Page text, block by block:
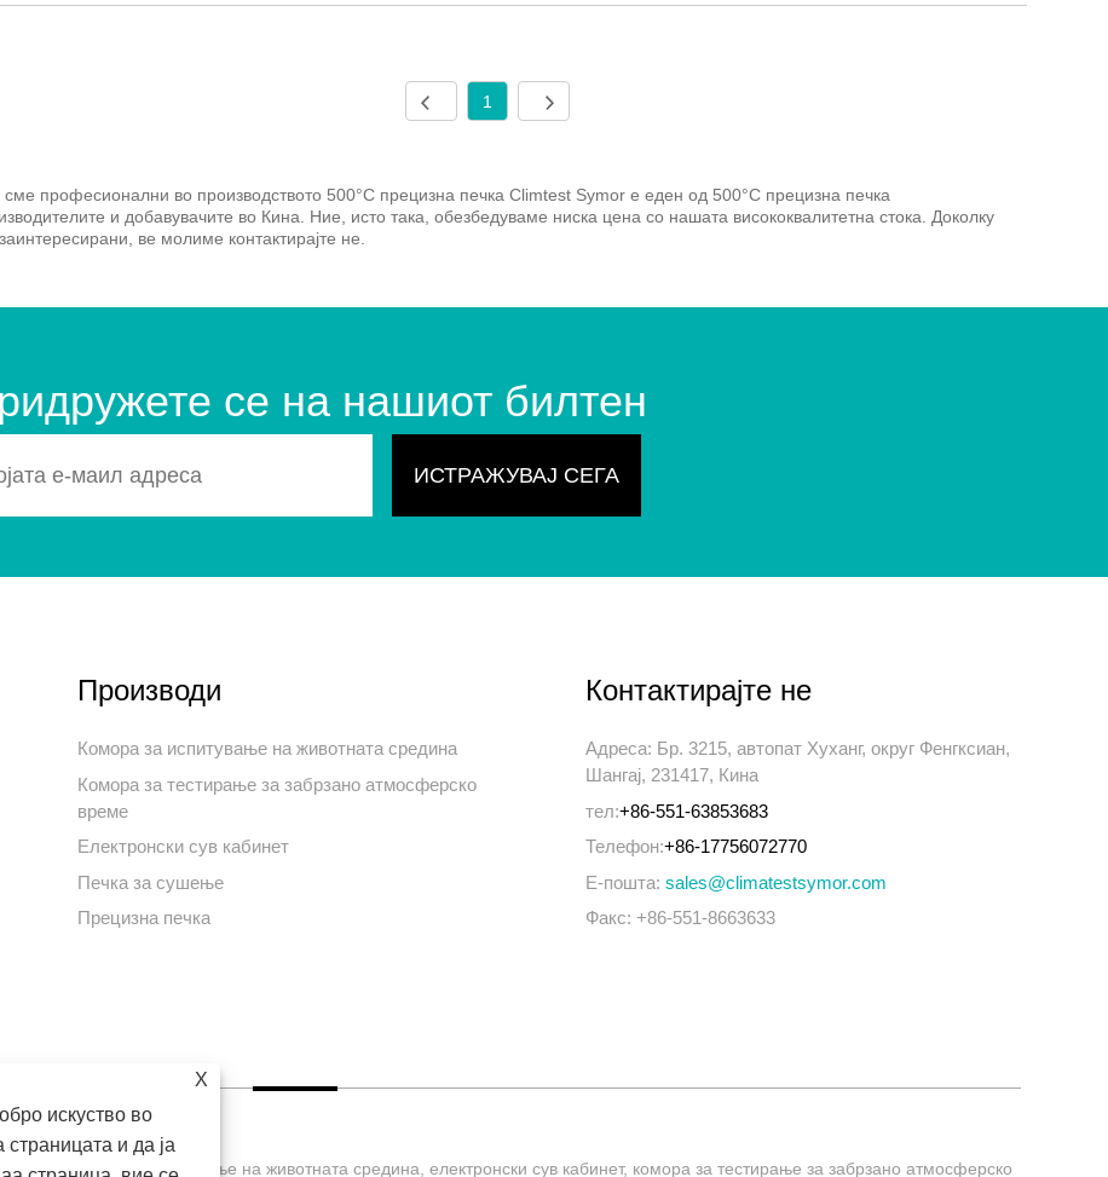
1
професионални во производството 500°C прецизна печка Climtest Symor е еден од 500°C прецизна печка
и добавувачите во Кина. Ние, исто така, обезбедуваме ниска цена со нашата висококвалитетна стока. Доколку
ве молиме контактирајте не.
се на нашиот билтен
Производи
Комора за испитување на животната средина
Комора за тестирање за забрзано атмосферско
време
Електронски сув кабинет
Печка за сушење
Прецизна печка
Контактирајте не
Адреса: Бр. 3215, автопат Хуханг, округ Фенгксиан,
Шангај, 231417, Кина
тел:+86-551-63853683
Телефон:+86-17756072770
Е-пошта: sales@climatestsymor.com
Факс: +86-551-8663633
Ltd. Комора за тестирање на животната средина, електронски сув кабинет, комора за тестирање за забрзано атмосферско
X
искуство во
и да ја